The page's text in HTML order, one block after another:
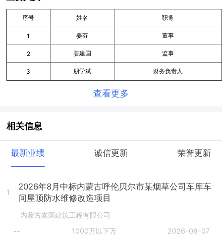
序号 姓名 职务
1 姜芬 董事
2 姜建国 监事
3 朋学斌 财务负责人
查看更多
相关信息
最新业绩 诚信更新 荣誉更新
1
2026年8月中标内蒙古呼伦贝尔市某烟草公司车库车
间屋顶防水维修改造项目
内蒙古鑫圆建筑工程有限公司
--
1000万以下万 2026-08-07